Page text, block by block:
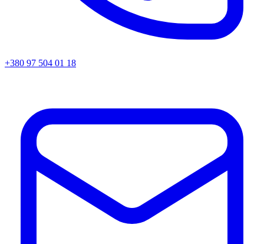
+380 97 504 01 18